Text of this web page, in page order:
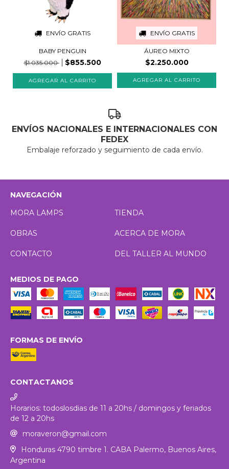
ENVÍO GRATIS
BABY PENGUIN
$1.035.000
$855.500
ENVÍO GRATIS
ÁUREO MIXTO
$2.250.000
ENVÍOS NACIONALES E INTERNACIONALES CON
FEDEX
Embalaje reforzado y seguimiento de cada envío.
NAVEGACIÓN
MORA LAMPS
TIENDA
OBRAS ACERCA DE MORA
CONTACTO DEL TALLER AL MUNDO
MEDIOS DE PAGO
FORMAS DE ENVÍO
CONTACTANOS
Horarios: todoslosdias de 11 a 20hs / domingos y feriados
de 12 a 20hs
moraveron@gmail.com
Honduras 4790 timbre 1. CABA Palermo, Buenos Aires,
Argentina